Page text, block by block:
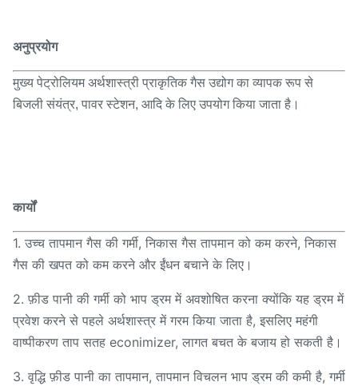
अनुप्रयोग
मुख्य पेट्रोलियम अर्थशास्त्री प्राकृतिक गैस उद्योग का व्यापक रूप से
बिजली संयंत्र, पावर स्टेशन, आदि के लिए उपयोग किया जाता है।
कार्यों
1. उच्च तापमान गैस की गर्मी, निकास गैस तापमान को कम करने, निकास
गैस की खपत को कम करने और ईंधन बचाने के लिए।
2. फ़ीड पानी की गर्मी को भाप ड्रम में अवशोषित करना क्योंकि यह ड्रम में
प्रवेश करने से पहले अर्थशास्त्र में गरम किया जाता है, इसलिए महंगी
वाष्पीकरण ताप सतह econimizer, लागत बचत के बजाय हो सकती है।
3. वृद्धि फ़ीड पानी का तापमान, तापमान विचलन भाप ड्रम की कमी है, गर्मी